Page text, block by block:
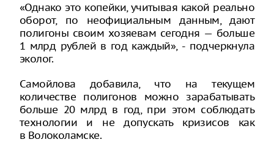
«Однако это копейки, учитывая какой реально
оборот, по неофициальным данным, дают
полигоны своим хозяевам сегодня — больше
1 млрд рублей в год каждый», - подчеркнула
эколог.
Самойлова добавила, что на текущем
количестве полигонов можно зарабатывать
больше 20 млрд в год, при этом соблюдать
технологии и не допускать кризисов как
в Волоколамске.